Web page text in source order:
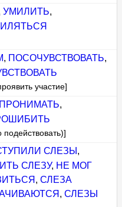
УМИЛИТЬ,
, ПОСОЧУВСТВОВАТЬ,
участие]
ПРОНИМАТЬ,
СЛЕЗЫ ,
СЛЕЗУ, НЕ МОГ
,СЛЕЗА
,СЛЕЗЫ